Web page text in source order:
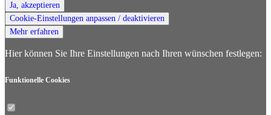
Ja, akzeptieren
Cookie-Einstellungen anpassen / deaktivieren
Mehr erfahren
Hier können Sie Ihre Einstellungen nach Ihren wünschen festlegen:
Funktionelle Cookies